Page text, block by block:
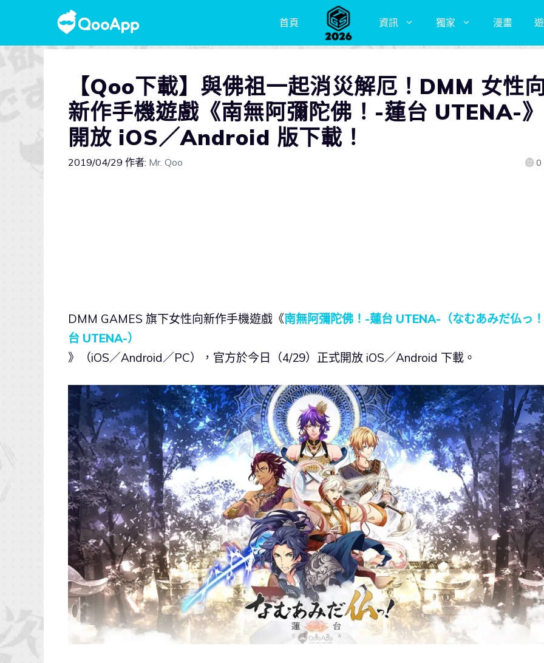
首頁 資訊 獨家 漫畫
【Qoo下載】與佛祖一起消災解厄！DMM 女性
新作手機遊戲《南無阿彌陀佛！-蓮台 UTENA-》
開放 iOS／Android 版下載！
2019/04/29 作者: Mr. Qoo 0
DMM GAMES 旗下女性向新作手機遊戲《南無阿彌陀佛！-蓮台 UTENA-（なむあみだ仏っ
台 UTENA-）
》（iOS／Android／PC），官方於今日（4/29）正式開放 iOS／Android 下載。